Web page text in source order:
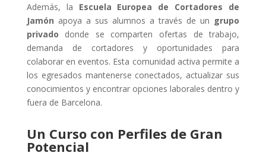
Además, la Escuela Europea de Cortadores de
Jamón apoya a sus alumnos a través de un grupo
privado donde se comparten ofertas de trabajo,
demanda de cortadores y oportunidades para
colaborar en eventos. Esta comunidad activa permite a
los egresados mantenerse conectados, actualizar sus
conocimientos y encontrar opciones laborales dentro y
fuera de Barcelona.
Un Curso con Perfiles de Gran
Potencial